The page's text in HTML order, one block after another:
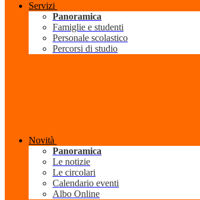
Servizi
Panoramica
Famiglie e studenti
Personale scolastico
Percorsi di studio
Novità
Panoramica
Le notizie
Le circolari
Calendario eventi
Albo Online